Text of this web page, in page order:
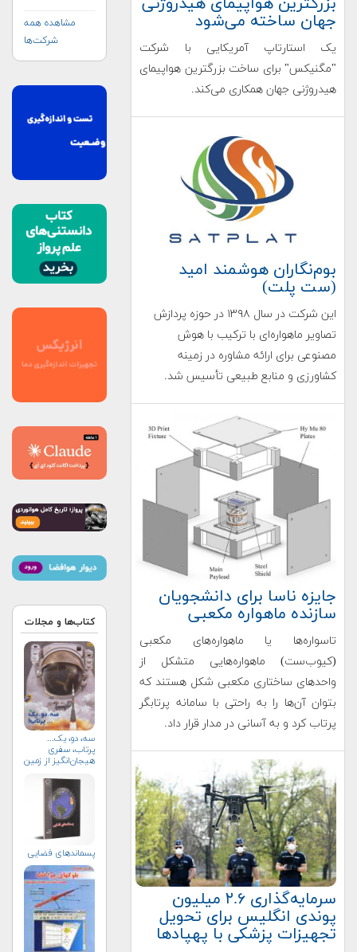
جهان ساخته می‌شود
یک استارتاپ آمریکایی با شرکت
"مگنیکس" برای ساخت بزرگترین هواپیمای
هیدروژنی جهان همکاری می‌کند.
بوم‌نگاران هوشمند امید
(ست پلت)
این شرکت در سال ۱۳۹۸ در حوزه پردازش
تصاویر ماهواره‌ای با ترکیب با هوش
مصنوعی برای ارائه مشاوره در زمینه
کشاورزی و منابع طبیعی تأسیس شد.
جایزه ناسا برای دانشجویان
سازنده ماهواره مکعبی
تاسواره‌ها یا ماهواره‌های مکعبی
(کیوب‌ست) ماهواره‌هایی متشکل از
واحدهای ساختاری مکعبی شکل هستند که
بتوان آن‌ها را به راحتی با سامانه پرتابگر
پرتاب کرد و به آسانی در مدار قرار داد.
سرمایه‌گذاری ۲.۶ میلیون
پوندی انگلیس برای تحویل
تجهیزات پزشکی با پهپادها
اضطراری (UN-
مشاهده همه
شرکت‌ها
کتاب‌ها و مجلات
سه، دو، یک...
پرتاب، سفری
هیجان‌انگیز از زمین
پسماندهای فضایی